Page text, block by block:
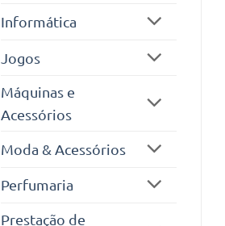
Informática
Jogos
Máquinas e
Acessórios
Moda & Acessórios
Perfumaria
Prestação de